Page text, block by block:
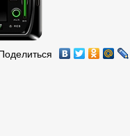
Поделиться